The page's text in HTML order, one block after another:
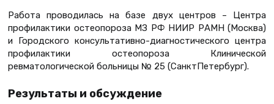
Работа проводилась на базе двух центров – Центра
профилактики остеопороза МЗ РФ НИИР РАМН (Москва)
и Городского консультативно-диагностического центра
профилактики остеопороза Клинической
ревматологической больницы № 25 (СанктПетербург).
Результаты и обсуждение